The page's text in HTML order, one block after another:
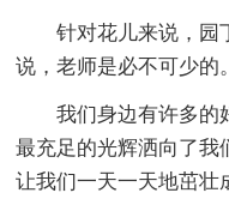
针对花儿来说，园
说，老师是必不可少的。
我们身边有许多的
最充足的光辉洒向了我
让我们一天一天地茁壮